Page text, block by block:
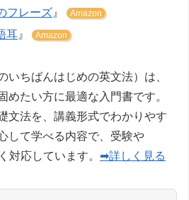
フレーズ 』 Amazon
耳 』 Amazon
いちばんはじめの英文法）は、
めたい方に最適な入門書です。
文法を、講義形式でわかりやす
して学べる内容で、受験や
対応しています。 ➡詳しく見る